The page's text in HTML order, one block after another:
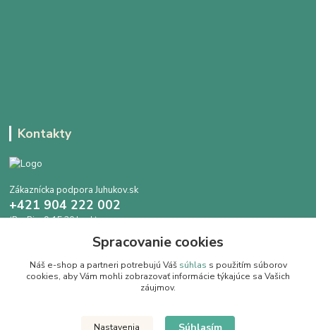
Kontakty
Zákaznícka podpora Juhukov.sk
+421 904 222 002
(Po-Pia, 9-15.30 hod.)
info@juhokov.sk
Upravit sběr cookies.
Spracovanie cookies
Náš e-shop a partneri potrebujú Váš súhlas s použitím súborov
cookies, aby Vám mohli zobrazovať informácie týkajúce sa Vašich
záujmov.
Nastavenia